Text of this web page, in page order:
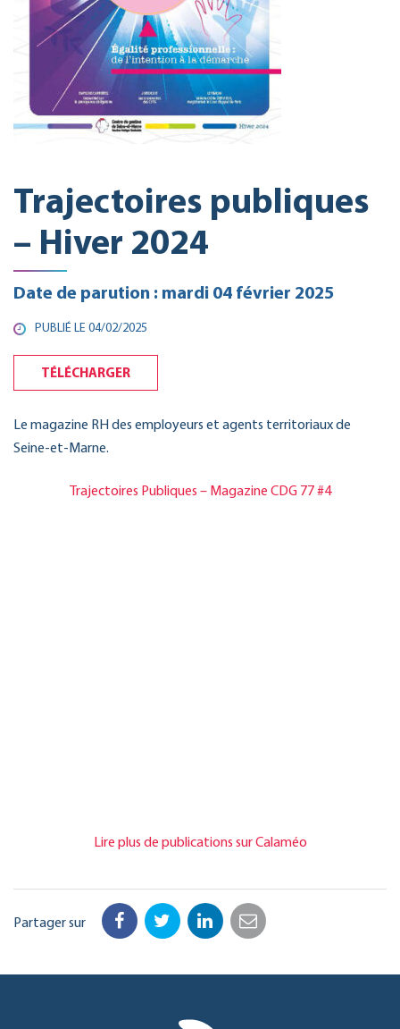
Trajectoires publiques
– Hiver 2024
Date de parution : mardi 04 février 2025
PUBLIÉ LE 04/02/2025
TÉLÉCHARGER
Le magazine RH des employeurs et agents territoriaux de
Seine-et-Marne.
Trajectoires Publiques – Magazine CDG 77 #4
Lire plus de publications sur Calaméo
Partager sur Facebook
TwitterLinkedIn
Email